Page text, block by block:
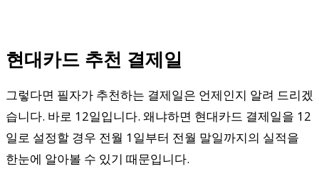
현대카드 추천 결제일
그렇다면 필자가 추천하는 결제일은 언제인지 알려 드리겠
습니다. 바로 12일입니다. 왜냐하면 현대카드 결제일을 12
일로 설정할 경우 전월 1일부터 전월 말일까지의 실적을
한눈에 알아볼 수 있기 때문입니다.